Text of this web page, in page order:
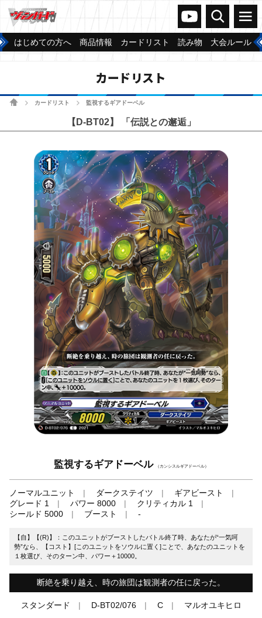
ヴァンガードch
検索 メニュー
はじめての方へ 商品情報 カードリスト 読み物 大会ルール
カードリスト
ホームカードリスト 監視するギアドーベル
【D-BT02】 「伝説との邂逅」
監視するギアドーベル （カンシスルギアドーベル）
ノーマルユニット ダークステイツ
ギアビースト
グレード 1
パワー 8000
クリティカル 1
シールド 5000
ブースト -
【自】【(R)】：このユニットがブーストしたバトル終了時、あなたが“一気呵
勢”なら、【コスト】[このユニットをソウルに置く]ことで、あなたのユニットを
１枚選び、そのターン中、パワー＋10000。
断絶を乗り越え、時の旅団は観測者の任に戻った。
スタンダード D-BT02/076 C マルオユキヒロ